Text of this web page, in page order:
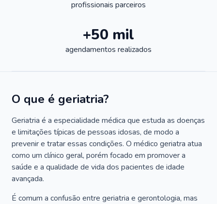
profissionais parceiros
+50 mil
agendamentos realizados
O que é geriatria?
Geriatria é a especialidade médica que estuda as doenças
e limitações típicas de pessoas idosas, de modo a
prevenir e tratar essas condições. O médico geriatra atua
como um clínico geral, porém focado em promover a
saúde e a qualidade de vida dos pacientes de idade
avançada.
É comum a confusão entre geriatria e gerontologia, mas